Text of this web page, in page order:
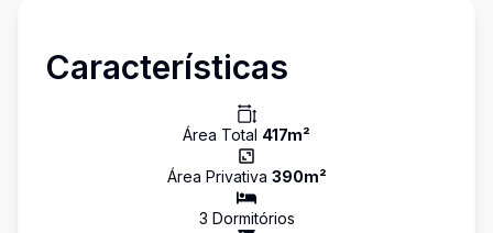
Características
Área Total 417m²
Área Privativa 390m²
3 Dormitórios